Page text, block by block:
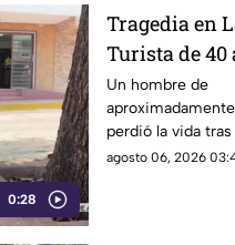
0:28
Tragedia en
Turista de 40
mu3r3
alberca de un
Acapulco
Un hombre de
perdió la vida
la alberca de un
agosto 06, 2026